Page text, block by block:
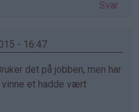
Svar
- 16:47
det på jobben, men har
vinne et hadde vært